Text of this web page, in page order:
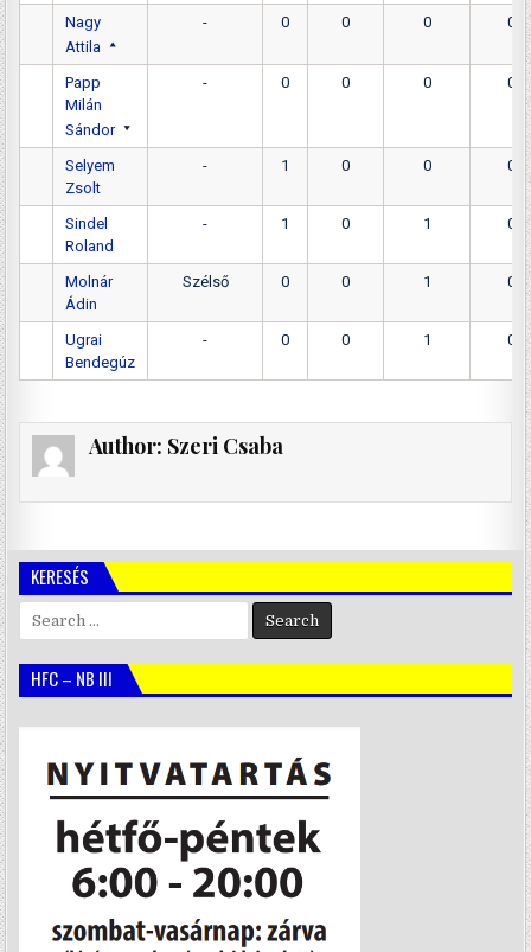
Nagy
Attila
- 0 0 0 0
Papp
Milán
Sándor
- 0 0 0 0
Selyem
Zsolt
- 1 0 0 0
Sindel
Roland
- 1 0 1 0
Molnár
Ádin
Szélső 0 0 1 0
Ugrai
Bendegúz
- 0 0 1 0
Author: Szeri Csaba
KERESÉS
Search
for:
HFC – NB III